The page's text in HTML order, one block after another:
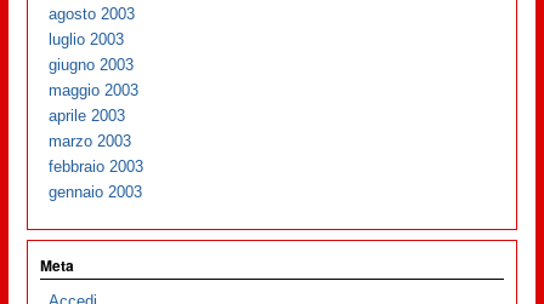
agosto 2003
luglio 2003
giugno 2003
maggio 2003
aprile 2003
marzo 2003
febbraio 2003
gennaio 2003
Meta